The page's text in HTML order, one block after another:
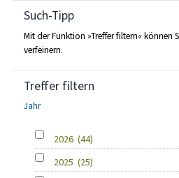
Such-Tipp
Mit der Funktion »Treffer filtern« können
verfeinern.
Treffer filtern
Jahr
2026 (44)
2025 (25)